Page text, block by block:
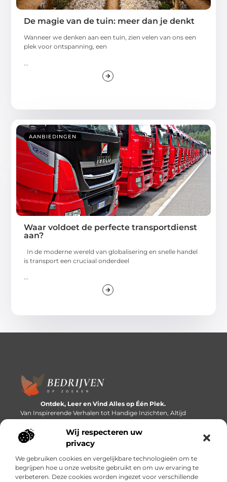
Wij respecteren uw
privacy
We gebruiken cookies en vergelijkbare technologieën om te
begrijpen hoe u onze website gebruikt en om uw ervaring te
verbeteren. Deze cookies worden ingezet voor verschillende
De magie van de tuin: meer dan je denkt
Wanneer we denken aan een tuin, zien velen van ons een
plek voor ontspanning, een
AANBIEDINGEN
Waar voldoet de perfecte transportdienst
aan?
In de moderne wereld van globalisering en snelle handel
is transport een cruciaal onderdeel
Ontdek, Leer en Vind Alles op Één Plek.
Van Inspirerende Verhalen tot Handige Inzichten, Altijd
Binnen Handbereik.
Bericht categorie